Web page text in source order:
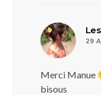
29
Merci Manue
bisous